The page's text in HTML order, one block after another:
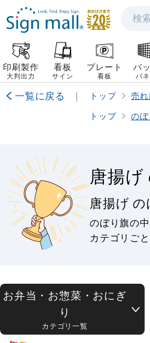
検索
印刷製作
大判出力
看板
サイン
プレート
看板
バ
パ
一覧に戻る | トップ 売
トップ
の
唐揚
唐揚げ
のぼり旗の
カテゴリご
お弁当・お惣菜・おにぎ
り
カテゴリ一覧